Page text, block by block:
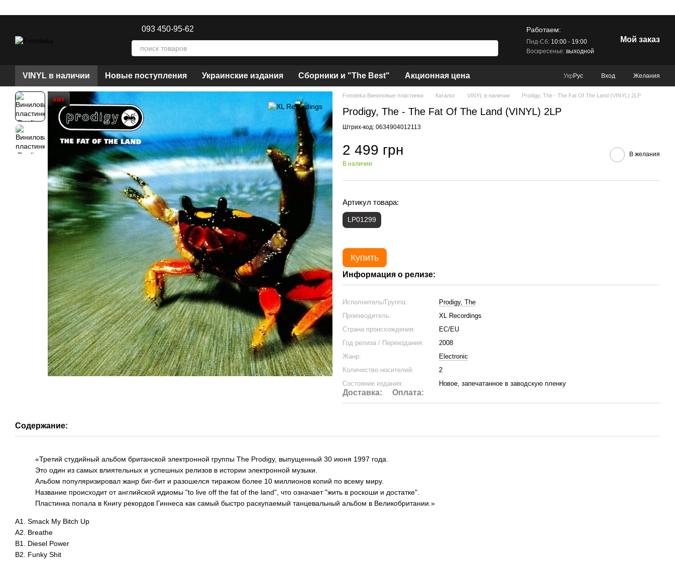
093 450-95-62 Работаем:
Пнд-Сб:10:00 - 19:00
Воскресенье:выходной
Мой заказ
VINYL в наличии Новые поступления Украинские издания Сборники и "The Best" Акционная цена Укр Рус Вход Желания
хит Fonoteka Виниловые пластинки Каталог VINYL в наличии Prodigy, The - The Fat Of The Land (VINYL) 2LP
Prodigy, The - The Fat Of The Land (VINYL) 2LP
Штрих-код: 0634904012113
2 499 грн
В наличии
В желания
Артикул товара:
LP01299
Купить
Информация о релизе:
Исполнитель/Группа:
Prodigy, The
Производитель:
XL Recordings
Страна происхождения:
ЕС/EU
Год релиза / Переиздания:
2008
Жанр:
Electronic
Количество носителей:
2
Состояние издания:
Новое, запечатанное в заводскую пленку
Доставка: Оплата:
Содержание:
«Третий студийный альбом британской электронной группы The Prodigy, выпущенный 30 июня 1997 года.
Это один из самых влиятельных и успешных релизов в истории электронной музыки.
Альбом популяризировал жанр биг-бит и разошелся тиражом более 10 миллионов копий по всему миру.
Название происходит от английской идиомы "to live off the fat of the land", что означает "жить в роскоши и достатке".
Пластинка попала в Книгу рекордов Гиннеса как самый быстро раскупаемый танцевальный альбом в Великобритании.»
A1. Smack My Bitch Up
A2. Breathe
B1. Diesel Power
B2. Funky Shit